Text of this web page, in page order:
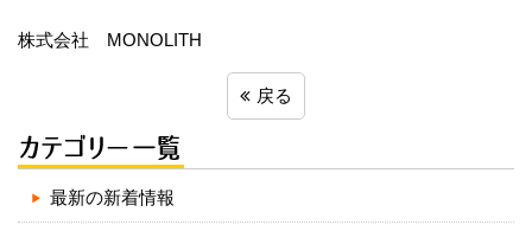
株式会社 MONOLITH
戻る
最新の新着情報